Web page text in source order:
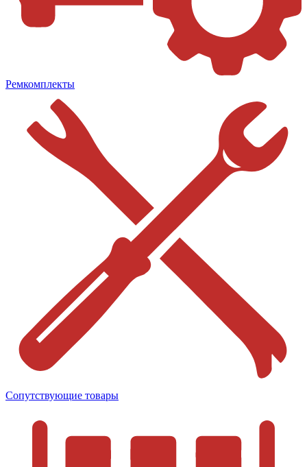
Ремкомплекты
Сопутствующие товары